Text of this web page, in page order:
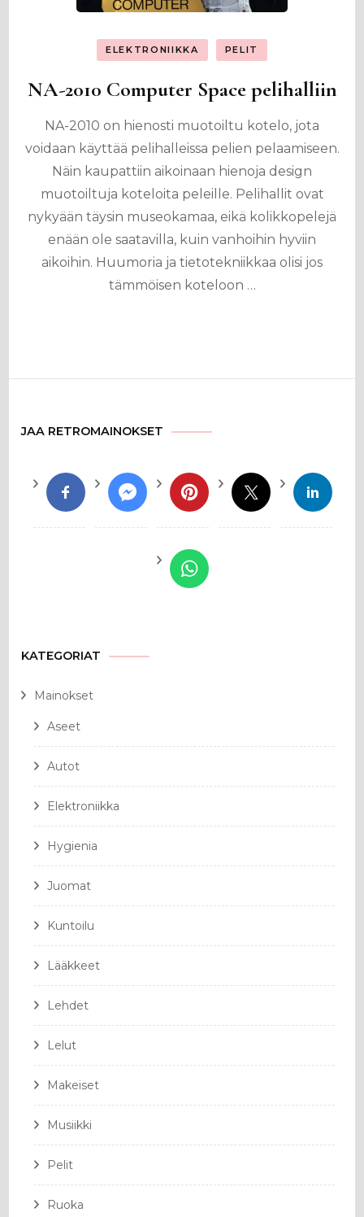
ELEKTRONIIKKA PELIT
NA-2010 Computer Space pelihalliin
NA-2010 on hienosti muotoiltu kotelo, jota
voidaan käyttää pelihalleissa pelien pelaamiseen.
Näin kaupattiin aikoinaan hienoja design
muotoiltuja koteloita peleille. Pelihallit ovat
nykyään täysin museokamaa, eikä kolikkopelejä
enään ole saatavilla, kuin vanhoihin hyviin
aikoihin. Huumoria ja tietotekniikkaa olisi jos
tämmöisen koteloon …
JAA RETROMAINOKSET
KATEGORIAT
Mainokset
Aseet
Autot
Elektroniikka
Hygienia
Juomat
Kuntoilu
Lääkkeet
Lehdet
Lelut
Makeiset
Musiikki
Pelit
Ruoka